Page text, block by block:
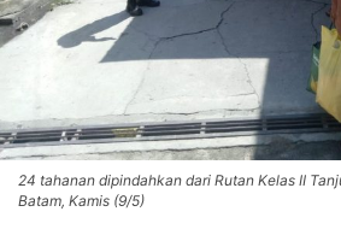
24 tahanan dipindahkan dari Rutan Kelas II
Batam, Kamis (9/5)